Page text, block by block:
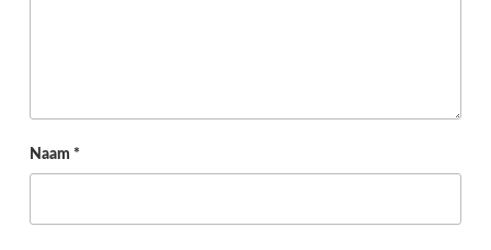
Naam *